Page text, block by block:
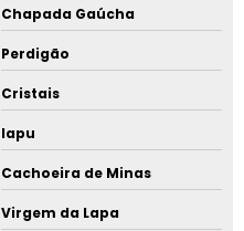
Chapada Gaúcha
Perdigão
Cristais
Iapu
Cachoeira de Minas
Virgem da Lapa